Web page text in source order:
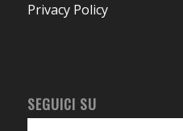
Privacy Policy
SEGUICI SU